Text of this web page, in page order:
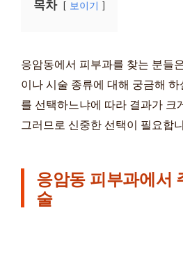
목차 보이기
응암동에서 피부과를 찾는 분들
이나 시술 종류에 대해 궁금해
를 선택하느냐에 따라 결과가 크
그러므로 신중한 선택이 필요합
응암동 피부과에서
술